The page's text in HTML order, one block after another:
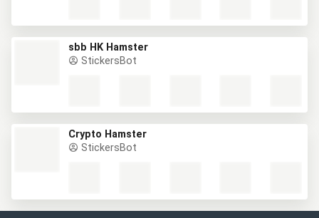
sbb HK Hamster
StickersBot
Crypto Hamster
StickersBot